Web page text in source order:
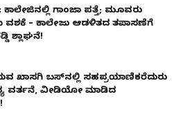
ಗಾಂಜಾ ಪತ್ತೆ; ಮೂವರು
ವಶಕ್ಕೆ – ಕಾಲೇಜು ಆಡಳಿತದ ತಪಾಸಣೆಗೆ
ಶ್ಲಾಘನೆ!
ಖಾಸಗಿ ಬಸ್‌ನಲ್ಲಿ ಸಹಪ್ರಯಾಣಿಕರೆದುರು
ವರ್ತನೆ, ವೀಡಿಯೋ ಮಾಡಿದ